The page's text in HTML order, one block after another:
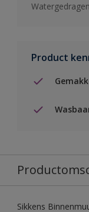
Watergedragen
Product
Sikkens